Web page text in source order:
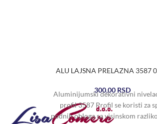
ALU LAJSNA PRELAZNA 3587
300,00 RSD
Aluminijumski dekorativni
profil 3587 Profil se koristi za
podnih obloga sa visinskom